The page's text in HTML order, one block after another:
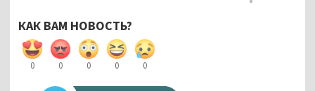
КАК ВАМ НОВОСТЬ?
0 0 0 0 0